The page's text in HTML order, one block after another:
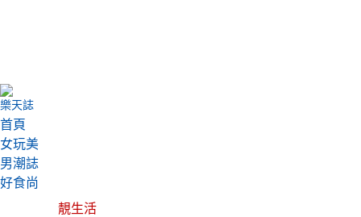
樂天誌
首頁
女玩美
男潮誌
好食尚
靚生活